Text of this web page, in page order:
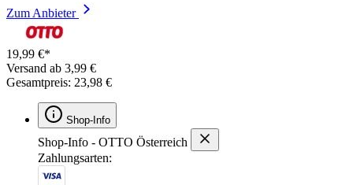
Zum Anbieter
19,99 €*
Versand ab 3,99 €
Gesamtpreis: 23,98 €
Shop-Info
Shop-Info - OTTO Österreich
Zahlungsarten: